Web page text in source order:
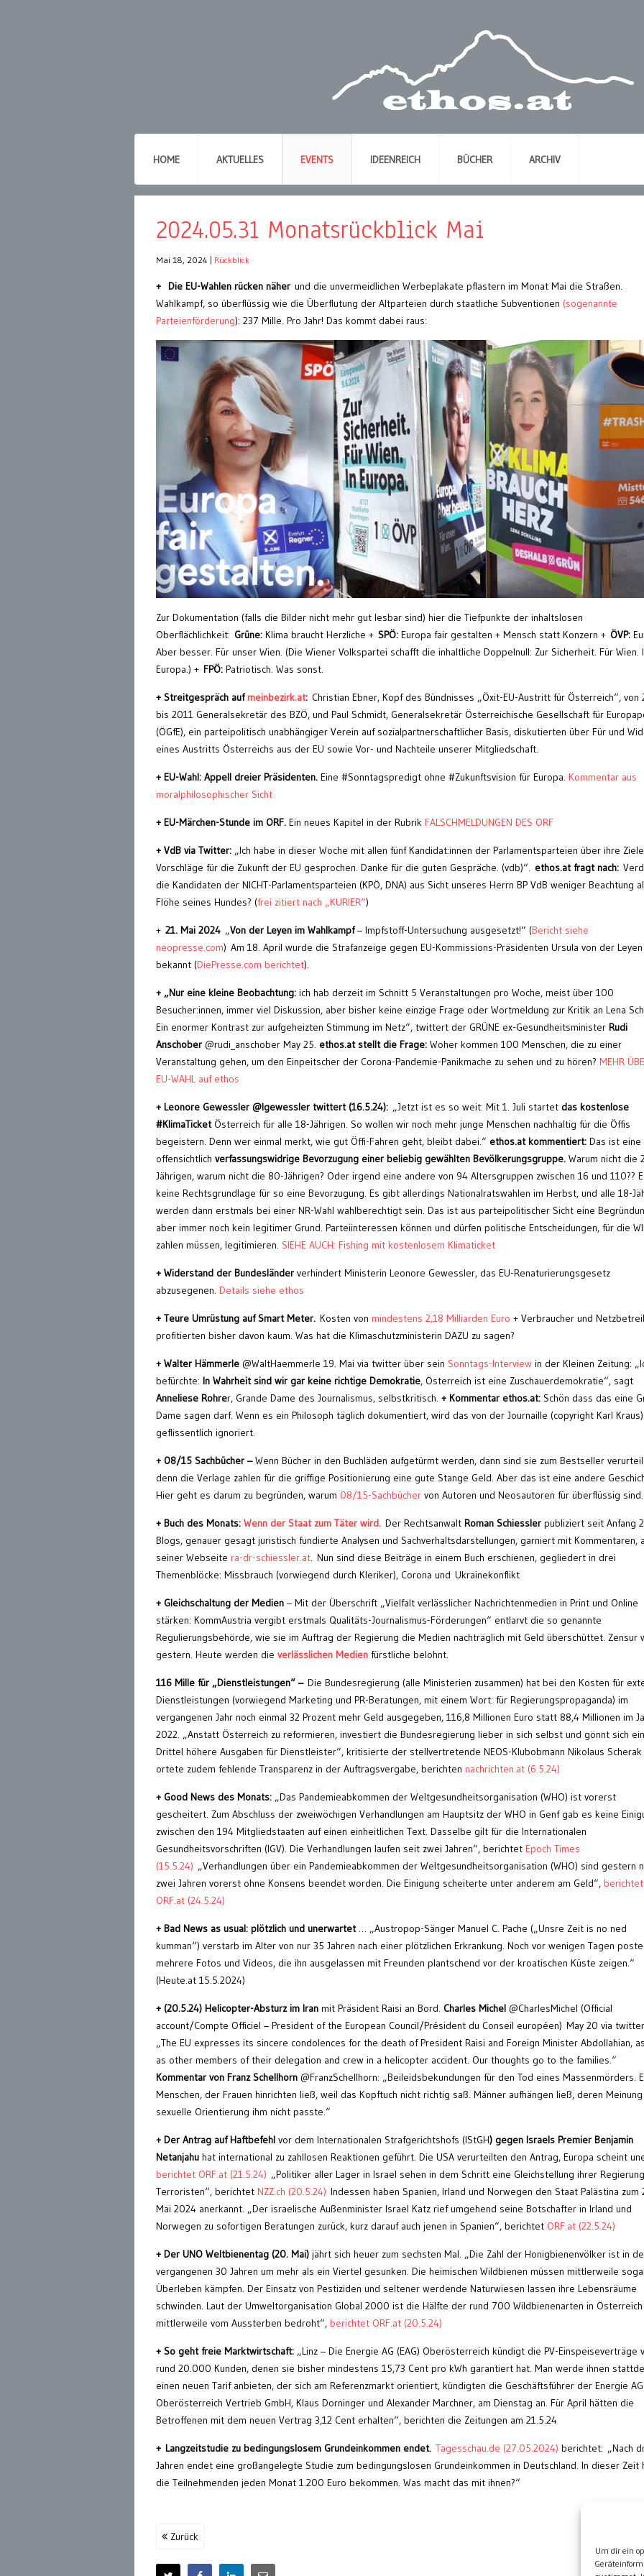
Um dir ein
HOME AKTUELLES EVENTS IDEENREICH BÜCHER ARCHIV
2024.05.31 Monatsrückblick Mai
Mai 18, 2024 Rückblick
+ Die EU-Wahlen rücken näher und die unvermeidlichen Werbeplakate pflastern im Monat Mai die Straßen.
Wahlkampf, so überflüssig wie die Überflutung der Altparteien durch staatliche Subventionen (sogenannte
Parteienförderung): 237 Mille. Pro Jahr! Das kommt dabei raus:
Zur Dokumentation (falls die Bilder nicht mehr gut lesbar sind) hier die Tiefpunkte der inhaltslosen
Oberflächlichkeit: Grüne: Klima braucht Herzliche + SPÖ: Europa fair gestalten + Mensch statt Konzern + ÖVP:
Aber besser. Für unser Wien. (Die Wiener Volkspartei schafft die inhaltliche Doppelnull: Zur Sicherheit. Für Wien.
Europa.) + FPÖ: Patriotisch. Was sonst.
+ Streitgespräch aufmeinbezirk.at: Christian Ebner, Kopf des Bündnisses „Öxit-EU-Austritt für Österreich“, von
bis 2011 Generalsekretär des BZÖ, und Paul Schmidt, Generalsekretär Österreichische Gesellschaft für
(ÖGfE), ein parteipolitisch unabhängiger Verein auf sozialpartnerschaftlicher Basis, diskutierten über Für und
eines Austritts Österreichs aus der EU sowie Vor- und Nachteile unserer Mitgliedschaft.
+ EU-Wahl: Appell dreier Präsidenten. Eine #Sonntagspredigt ohne #Zukunftsvision für Europa. Kommentar aus
moralphilosophischer Sicht
+ EU-Märchen-Stunde im ORF. Ein neues Kapitel in der Rubrik FALSCHMELDUNGEN DES ORF
+ VdB via Twitter: „Ich habe in dieser Woche mit allen fünf Kandidat:innen der Parlamentsparteien über ihre
Vorschläge für die Zukunft der EU gesprochen. Danke für die guten Gespräche. (vdb)“. ethos.at fragt nach:
die Kandidaten der NICHT-Parlamentsparteien (KPÖ, DNA) aus Sicht unseres Herrn BP VdB weniger Beachtung
Flöhe seines Hundes? (frei zitiert nach „KURIER“)
+ 21. Mai 2024 „Von der Leyen im Wahlkampf– Impfstoff-Untersuchung ausgesetzt!“ (Bericht siehe
neopresse.com) Am 18. April wurde die Strafanzeige gegen EU-Kommissions-Präsidenten Ursula von der Leyen
bekannt (DiePresse.com berichtet).
+ „Nur eine kleine Beobachtung: ich hab derzeit im Schnitt 5 Veranstaltungen pro Woche, meist über 100
Besucher:innen, immer viel Diskussion, aber bisher keine einzige Frage oder Wortmeldung zur Kritik an Lena
Ein enormer Kontrast zur aufgeheizten Stimmung im Netz“, twittert der GRÜNE ex-Gesundheitsminister Rudi
Anschober @rudi_anschober May 25. ethos.at stellt die Frage: Woher kommen 100 Menschen, die zu einer
Veranstaltung gehen, um den Einpeitscher der Corona-Pandemie-Panikmache zu sehen und zu hören? MEHR
EU-WAHL auf ethos
+ Leonore Gewessler @lgewessler twittert (16.5.24): „Jetzt ist es so weit: Mit 1. Juli startet das kostenlose
#KlimaTicketÖsterreich für alle 18-Jährigen. So wollen wir noch mehr junge Menschen nachhaltig für die Öffis
begeistern. Denn wer einmal merkt, wie gut Öffi-Fahren geht, bleibt dabei.“ ethos.at kommentiert: Das ist eine
offensichtlich verfassungswidrige Bevorzugung einer beliebig gewählten Bevölkerungsgruppe. Warum nicht die
Jährigen, warum nicht die 80-Jährigen? Oder irgend eine andere von 94 Altersgruppen zwischen 16 und 110??
keine Rechtsgrundlage für so eine Bevorzugung. Es gibt allerdings Nationalratswahlen im Herbst, und alle 18-
werden dann erstmals bei einer NR-Wahl wahlberechtigt sein. Das ist aus parteipolitischer Sicht eine
aber immer noch kein legitimer Grund. Parteiinteressen können und dürfen politische Entscheidungen, für die
zahlen müssen, legitimieren. SIEHE AUCH: Fishing mit kostenlosem Klimaticket
+ Widerstand der Bundesländer verhindert Ministerin Leonore Gewessler, das EU-Renaturierungsgesetz
abzusegenen. Details siehe ethos
+ Teure Umrüstung auf Smart Meter. Kosten von mindestens 2,18 Milliarden Euro + Verbraucher und
profitierten bisher davon kaum. Was hat die Klimaschutzministerin DAZU zu sagen?
+ Walter Hämmerle @WaltHaemmerle 19. Mai via twitter über sein Sonntags-Interview in der Kleinen Zeitung:
befürchte: In Wahrheit sind wir gar keine richtige Demokratie, Österreich ist eine Zuschauerdemokratie“, sagt
Anneliese Rohrer, Grande Dame des Journalismus, selbstkritisch. + Kommentar ethos.at: Schön dass das eine
Dame sagen darf. Wenn es ein Philosoph täglich dokumentiert, wird das von der Journaille (copyright Karl Kraus)
geflissentlich ignoriert.
+ 08/15 Sachbücher –Wenn Bücher in den Buchläden aufgetürmt werden, dann sind sie zum Bestseller
denn die Verlage zahlen für die griffige Positionierung eine gute Stange Geld. Aber das ist eine andere
Hier geht es darum zu begründen, warum 08/15-Sachbücher von Autoren und Neosautoren für überflüssig sind.
+ Buch des Monats: Wenn der Staat zum Täter wird. Der Rechtsanwalt Roman Schiessler publiziert seit Anfang
Blogs, genauer gesagt juristisch fundierte Analysen und Sachverhaltsdarstellungen, garniert mit Kommentaren,
seiner Webseite ra-dr-schiessler.at. Nun sind diese Beiträge in einem Buch erschienen, gegliedert in drei
Themenblöcke: Missbrauch (vorwiegend durch Kleriker), Corona und Ukrainekonflikt
+ Gleichschaltung der Medien – Mit der Überschrift „Vielfalt verlässlicher Nachrichtenmedien in Print und Online
stärken: KommAustria vergibt erstmals Qualitäts-Journalismus-Förderungen“ entlarvt die so genannte
Regulierungsbehörde, wie sie im Auftrag der Regierung die Medien nachträglich mit Geld überschüttet. Zensur
gestern. Heute werden die verlässlichen Medien fürstliche belohnt.
116 Mille für „Dienstleistungen“ – Die Bundesregierung (alle Ministerien zusammen) hat bei den Kosten für
Dienstleistungen (vorwiegend Marketing und PR-Beratungen, mit einem Wort: für Regierungspropaganda) im
vergangenen Jahr noch einmal 32 Prozent mehr Geld ausgegeben, 116,8 Millionen Euro statt 88,4 Millionen im
2022. „Anstatt Österreich zu reformieren, investiert die Bundesregierung lieber in sich selbst und gönnt sich ein
Drittel höhere Ausgaben für Dienstleister“, kritisierte der stellvertretende NEOS-Klubobmann Nikolaus Scherak
ortete zudem fehlende Transparenz in der Auftragsvergabe, berichten nachrichten.at (6.5.24)
+ Good News des Monats: „Das Pandemieabkommen der Weltgesundheitsorganisation (WHO) ist vorerst
gescheitert. Zum Abschluss der zweiwöchigen Verhandlungen am Hauptsitz der WHO in Genf gab es keine
zwischen den 194 Mitgliedstaaten auf einen einheitlichen Text. Dasselbe gilt für die Internationalen
Gesundheitsvorschriften (IGV). Die Verhandlungen laufen seit zwei Jahren“, berichtet Epoch Times
(15.5.24) „Verhandlungen über ein Pandemieabkommen der Weltgesundheitsorganisation (WHO) sind gestern
zwei Jahren vorerst ohne Konsens beendet worden. Die Einigung scheiterte unter anderem am Geld“, berichtet
ORF.at (24.5.24)
+ Bad News as usual: plötzlich und unerwartet… „Austropop-Sänger Manuel C. Pache („Unsre Zeit is no ned
kumman“) verstarb im Alter von nur 35 Jahren nach einer plötzlichen Erkrankung. Noch vor wenigen Tagen
mehrere Fotos und Videos, die ihn ausgelassen mit Freunden plantschend vor der kroatischen Küste zeigen.“
(Heute.at 15.5.2024)
+ (20.5.24) Helicopter-Absturz im Iran mit Präsident Raisi an Bord. Charles Michel @CharlesMichel (Official
account/Compte Officiel – President of the European Council/Président du Conseil européen) May 20 via
„The EU expresses its sincere condolences for the death of President Raisi and Foreign Minister Abdollahian,
as other members of their delegation and crew in a helicopter accident. Our thoughts go to the families.“
Kommentar von Franz Schellhorn @FranzSchellhorn: „Beileidsbekundungen für den Tod eines Massenmörders.
Menschen, der Frauen hinrichten ließ, weil das Kopftuch nicht richtig saß. Männer aufhängen ließ, deren
sexuelle Orientierung ihm nicht passte.“
+ Der Antrag auf Haftbefehl vor dem Internationalen Strafgerichtshofs (IStGH) gegen Israels Premier Benjamin
Netanjahu hat international zu zahllosen Reaktionen geführt. Die USA verurteilten den Antrag, Europa scheint
berichtet ORF.at (21.5.24) „Politiker aller Lager in Israel sehen in dem Schritt eine Gleichstellung ihrer
Terroristen“, berichtet NZZ.ch (20.5.24) Indessen haben Spanien, Irland und Norwegen den Staat Palästina zum
Mai 2024 anerkannt. „Der israelische Außenminister Israel Katz rief umgehend seine Botschafter in Irland und
Norwegen zu sofortigen Beratungen zurück, kurz darauf auch jenen in Spanien“, berichtet ORF.at (22.5.24)
+ Der UNO Weltbienentag (20. Mai) jährt sich heuer zum sechsten Mal. „Die Zahl der Honigbienenvölker ist in
vergangenen 30 Jahren um mehr als ein Viertel gesunken. Die heimischen Wildbienen müssen mittlerweile
Überleben kämpfen. Der Einsatz von Pestiziden und seltener werdende Naturwiesen lassen ihre Lebensräume
schwinden. Laut der Umweltorganisation Global 2000 ist die Hälfte der rund 700 Wildbienenarten in Österreich
mittlerweile vom Aussterben bedroht“, berichtet ORF.at (20.5.24)
+ So geht freie Marktwirtschaft: „Linz – Die Energie AG (EAG) Oberösterreich kündigt die PV-Einspeiseverträge
rund 20.000 Kunden, denen sie bisher mindestens 15,73 Cent pro kWh garantiert hat. Man werde ihnen
einen neuen Tarif anbieten, der sich am Referenzmarkt orientiert, kündigten die Geschäftsführer der Energie AG
Oberösterreich Vertrieb GmbH, Klaus Dorninger und Alexander Marchner, am Dienstag an. Für April hätten die
Betroffenen mit dem neuen Vertrag 3,12 Cent erhalten“, berichten die Zeitungen am 21.5.24
+ Langzeitstudie zu bedingungslosem Grundeinkommen endet. Tagesschau.de (27.05.2024) berichtet: „Nach
Jahren endet eine großangelegte Studie zum bedingungslosen Grundeinkommen in Deutschland. In dieser Zeit
die Teilnehmenden jeden Monat 1.200 Euro bekommen. Was macht das mit ihnen?“
Zurück